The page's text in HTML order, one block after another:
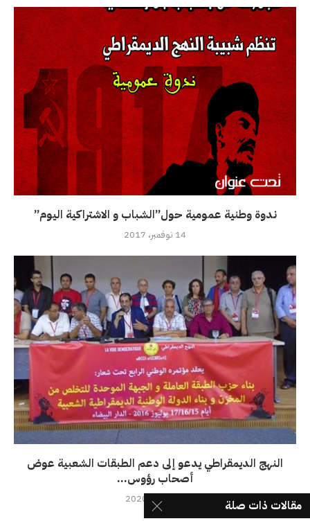
ندوة وطنية عمومية حول”الشباب و الاشتراكية اليوم”
14 نوفمبر، 2017
النهج الديمقراطي يدعو إلى دعم الطبقات الشعبية عوض
أصحاب رؤوس...
مقالات ذات صلة